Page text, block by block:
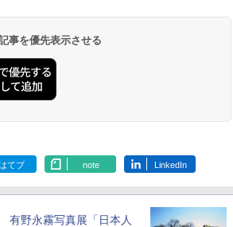
事を優先表示させる
てブ note LinkedIn
有野永霧写真展「日本人